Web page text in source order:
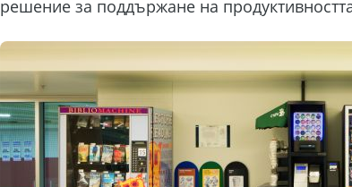
решение за поддържане на